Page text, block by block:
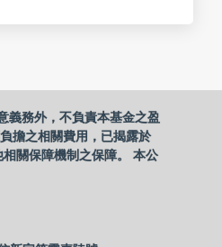
義務外，不負責本基金之盈
擔之相關費用，已揭露於
關保障機制之保障。 本公